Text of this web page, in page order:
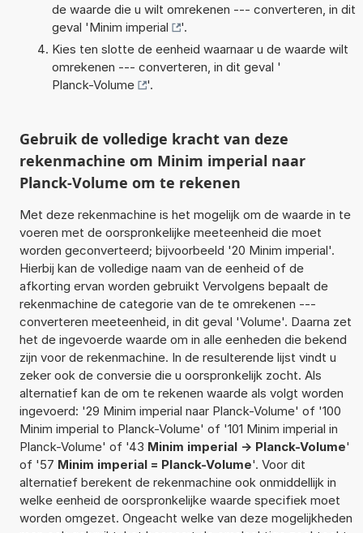
de waarde die u wilt omrekenen --- converteren, in dit
geval 'Minim imperial
'.
Kies ten slotte de eenheid waarnaar u de waarde wilt
omrekenen --- converteren, in dit geval '
Planck-Volume
'.
Gebruik de volledige kracht van deze
rekenmachine om Minim imperial naar
Planck-Volume om te rekenen
Met deze rekenmachine is het mogelijk om de waarde in te
voeren met de oorspronkelijke meeteenheid die moet
worden geconverteerd; bijvoorbeeld '20 Minim imperial'.
Hierbij kan de volledige naam van de eenheid of de
afkorting ervan worden gebruikt Vervolgens bepaalt de
rekenmachine de categorie van de te omrekenen ---
converteren meeteenheid, in dit geval 'Volume'. Daarna zet
het de ingevoerde waarde om in alle eenheden die bekend
zijn voor de rekenmachine. In de resulterende lijst vindt u
zeker ook de conversie die u oorspronkelijk zocht. Als
alternatief kan de om te rekenen waarde als volgt worden
ingevoerd: '29 Minim imperial naar Planck-Volume' of '100
Minim imperial to Planck-Volume' of '101 Minim imperial in
Planck-Volume' of '43 Minim imperial -> Planck-Volume'
of '57 Minim imperial = Planck-Volume'. Voor dit
alternatief berekent de rekenmachine ook onmiddellijk in
welke eenheid de oorspronkelijke waarde specifiek moet
worden omgezet. Ongeacht welke van deze mogelijkheden